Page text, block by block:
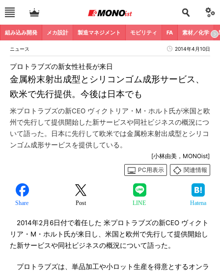
組み込み開発 メカ設計 製造マネジメント モビリティ FA 素材／化学
ニュース 2014年4月10日
金属粉末射出成型とシリコンゴム成形サービス、
欧米で先行提供。今後は日本でも
プロトラブズの新女性社長が来日
米プロトラブズの新CEO ヴィクトリア・M・ホルト氏が米国と欧
州で先行して提供開始した新サービスや同社ビジネスの概況につ
いて語った。日本に先行して欧米では金属粉末射出成型とシリコ
ンゴム成形サービスを提供している。
[小林由美，MONOist]
PC用表示
関連情報
Share Post LINE Hatena
2014年2月6日付で着任した 米プロトラブズの新CEO ヴィクト
リア・M・ホルト氏が来日し、米国と欧州で先行して提供開始し
た新サービスや同社ビジネスの概況について語った。
プロトラブズは、単品加工や小ロット生産を得意とするオンラ